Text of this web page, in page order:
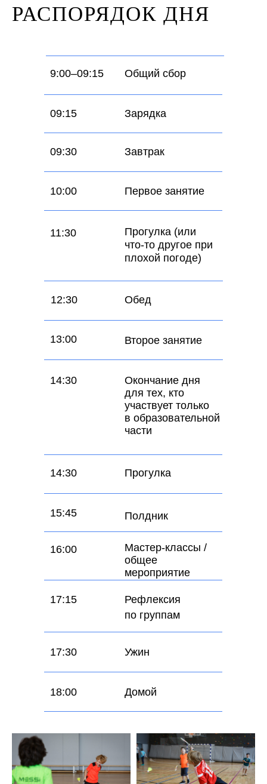
РАСПОРЯДОК ДНЯ
14:30
18:00
Окончание дня
для тех, кто
участвует только
в образовательной
части
Домой
17:15
17:30
Рефлексия
по группам
Ужин
16:00
Мастер-классы /
общее
мероприятие
15:45 Полдник
14:30 Прогулка
9:00–09:15 Общий сбор
11:30
Прогулка (или
что-то другое при
плохой погоде)
13:00 Второе занятие
12:30 Обед
10:00 Первое занятие
09:30 Завтрак
09:15 Зарядка